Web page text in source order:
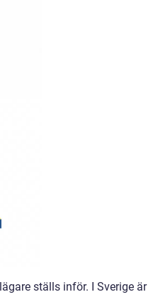
ställs inför. I Sverige är